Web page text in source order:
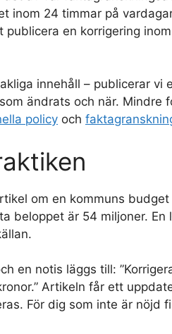
inom 24 timmar på
en korrigering
innehåll – publicerar vi
ändrats och när. Mindre
policy och
om en kommuns
beloppet är 54 miljoner. En
en notis läggs till:
Artikeln får ett
För dig som inte är nöjd